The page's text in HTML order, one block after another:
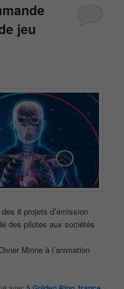
jeu
8 projets d’émission
des pilotes aux sociétés
Minne à l’animation